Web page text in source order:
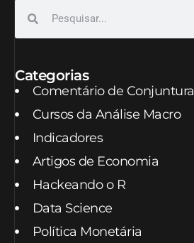
Categorias
Comentário de Conjuntura
Cursos da Análise Macro
Indicadores
Artigos de Economia
Hackeando o R
Data Science
Política Monetária